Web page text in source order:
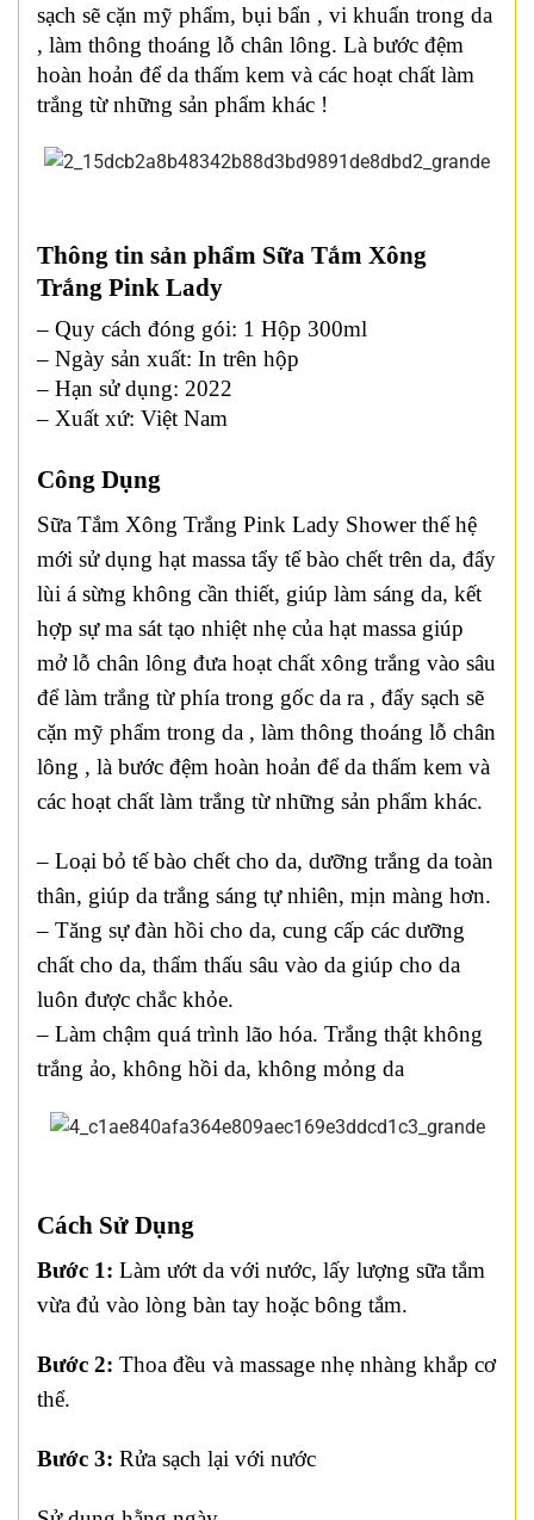
sạch sẽ cặn mỹ phẩm, bụi bẩn , vi khuẩn trong da
, làm thông thoáng lỗ chân lông. Là bước đệm
hoàn hoản để da thấm kem và các hoạt chất làm
trắng từ những sản phẩm khác !
Thông tin sản phẩm Sữa Tắm Xông
Trắng Pink Lady
– Quy cách đóng gói: 1 Hộp 300ml
– Ngày sản xuất: In trên hộp
– Hạn sử dụng: 2022
– Xuất xứ: Việt Nam
Công Dụng
Sữa Tắm Xông Trắng Pink Lady Shower thế hệ
mới sử dụng hạt massa tẩy tế bào chết trên da, đẩy
lùi á sừng không cần thiết, giúp làm sáng da, kết
hợp sự ma sát tạo nhiệt nhẹ của hạt massa giúp
mở lỗ chân lông đưa hoạt chất xông trắng vào sâu
để làm trắng từ phía trong gốc da ra , đẩy sạch sẽ
cặn mỹ phẩm trong da , làm thông thoáng lỗ chân
lông , là bước đệm hoàn hoản để da thấm kem và
các hoạt chất làm trắng từ những sản phẩm khác.
– Loại bỏ tế bào chết cho da, dưỡng trắng da toàn
thân, giúp da trắng sáng tự nhiên, mịn màng hơn.
– Tăng sự đàn hồi cho da, cung cấp các dưỡng
chất cho da, thẩm thấu sâu vào da giúp cho da
luôn được chắc khỏe.
– Làm chậm quá trình lão hóa. Trắng thật không
trắng ảo, không hồi da, không mỏng da
Cách Sử Dụng
Bước 1: Làm ướt da với nước, lấy lượng sữa tắm
vừa đủ vào lòng bàn tay hoặc bông tắm.
Bước 2: Thoa đều và massage nhẹ nhàng khắp cơ
thể.
Bước 3: Rửa sạch lại với nước